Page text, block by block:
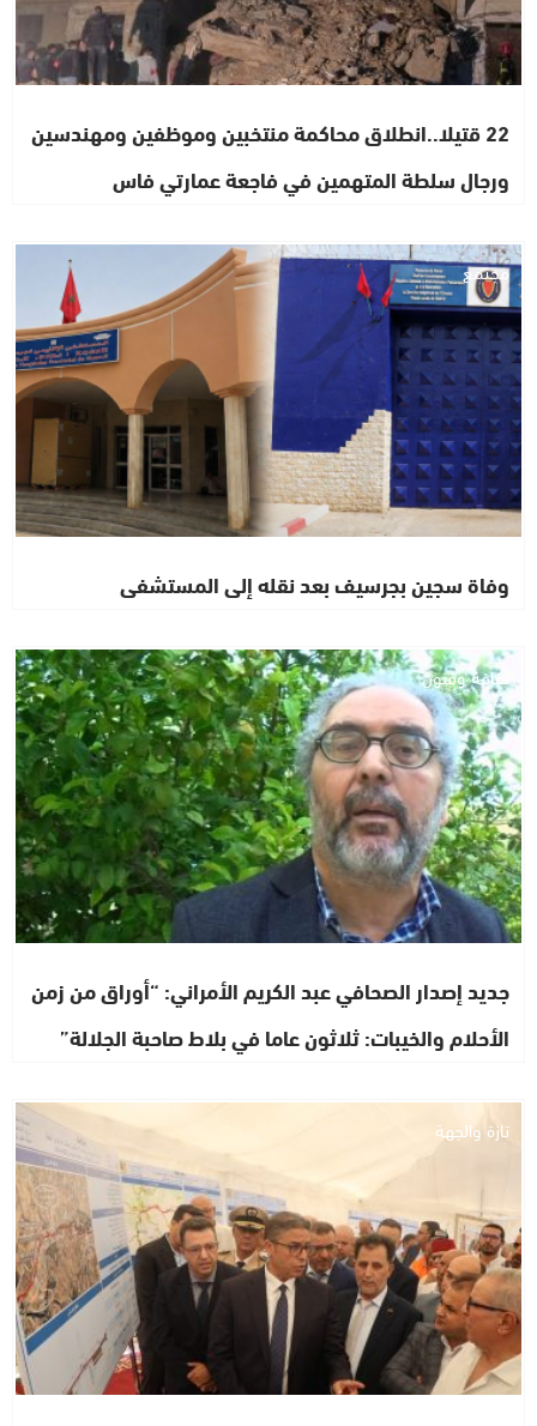
22 قتيلا..انطلاق محاكمة منتخبين وموظفين ومهندسين
ورجال سلطة المتهمين في فاجعة عمارتي فاس
مجتمع
وفاة سجين بجرسيف بعد نقله إلى المستشفى
ثقافة وفنون
جديد إصدار الصحافي عبد الكريم الأمراني: “أوراق من زمن
الأحلام والخيبات: ثلاثون عاما في بلاط صاحبة الجلالة”
تازة والجهة